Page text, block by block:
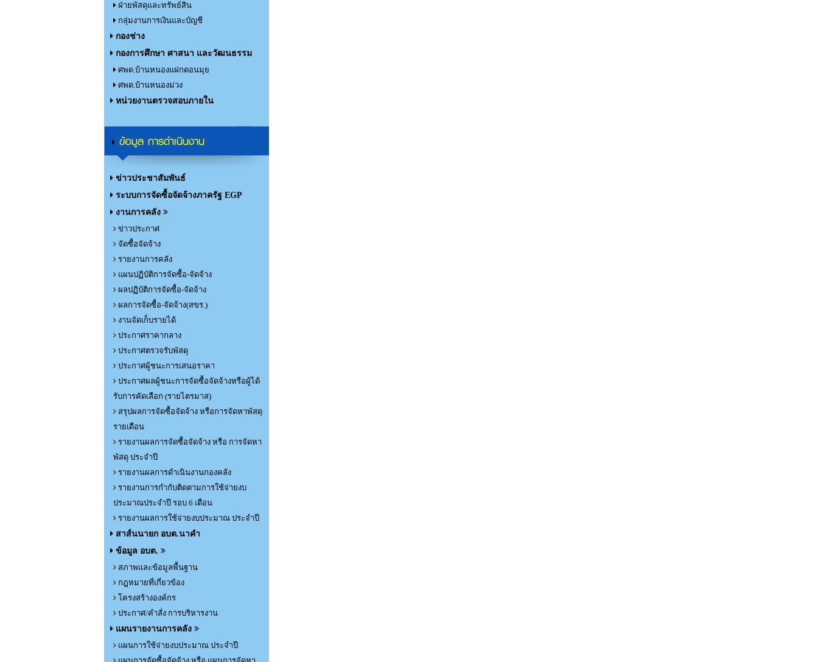
ฝ่ายพัสดุและทรัพย์สิน
กลุ่มงานการเงินและบัญชี
กองช่าง
กองการศึกษา ศาสนา และวัฒนธรรม
ศพด.บ้านหนองแฝกดอนมุย
ศพด.บ้านหนองม่วง
หน่วยงานตรวจสอบภายใน
ข้อมูล การดำเนินงาน
ข่าวประชาสัมพันธ์
ระบบการจัดซื้อจัดจ้างภาครัฐ EGP
งานการคลัง
ข่าวประกาศ
จัดซื้อจัดจ้าง
รายงานการคลัง
แผนปฏิบัติการจัดซื้อ-จัดจ้าง
ผลปฏิบัติการจัดซื้อ-จัดจ้าง
ผลการจัดซื้อ-จัดจ้าง(สขร.)
งานจัดเก็บรายได้
ประกาศราคากลาง
ประกาศตรวจรับพัสดุ
ประกาศผู้ชนะการเสนอราคา
ประกาศผลผู้ชนะการจัดซื้อจัดจ้างหรือผู้ได้
รับการคัดเลือก (รายไตรมาส)
สรุปผลการจัดซื้อจัดจ้าง หรือการจัดหาพัสดุ
รายเดือน
รายงานผลการจัดซื้อจัดจ้าง หรือ การจัดหา
พัสดุ ประจำปี
รายงานผลการดำเนินงานกองคลัง
รายงานการกำกับติดตามการใช้จ่ายงบ
ประมาณประจำปี รอบ 6 เดือน
รายงานผลการใช้จ่ายงบประมาณ ประจำปี
สาส์นนายก อบต.นาคำ
ข้อมูล อบต.
สภาพและข้อมูลพื้นฐาน
กฎหมายที่เกี่ยวข้อง
โครงสร้างองค์กร
ประกาศ/คำสั่ง การบริหารงาน
แผนรายงานการคลัง
แผนการใช้จ่ายงบประมาณ ประจำปี